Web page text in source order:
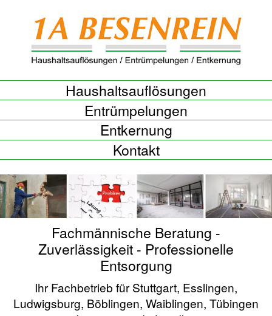
content
Haushaltsauflösungen
Entrümpelungen
Entkernung
Kontakt
Fachmännische Beratung -
Zuverlässigkeit - Professionelle
Entsorgung
Ihr Fachbetrieb für Stuttgart, Esslingen,
Ludwigsburg, Böblingen, Waiblingen, Tübingen